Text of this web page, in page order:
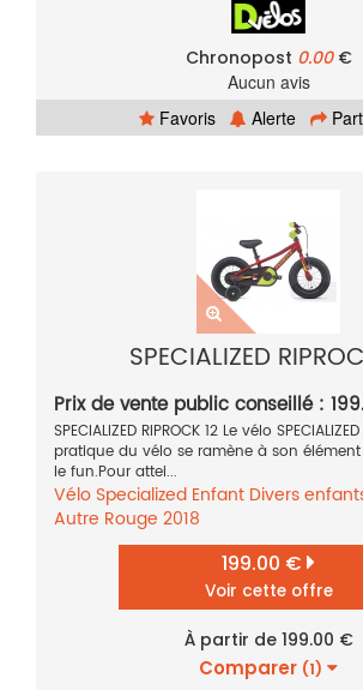
Chronopost 0.00€
Aucun avis
Favoris
Alerte
SPECIALIZED
Prix de vente public conseillé :
SPECIALIZED RIPROCK 12 Le vélo
pratique du vélo se ramène à son
le fun.Pour attei...
Vélo Specialized Enfant Divers
Autre Rouge 2018
199.00 €
Voir cette offre
À partir de 199.00 €
Comparer (1)